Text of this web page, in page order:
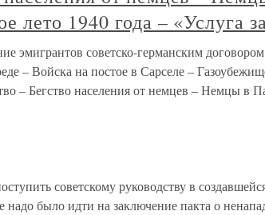
лето 1940 года – «Услуга
эмигрантов советско-германским
– Войска на постое в Сарселе –
– Бегство населения от немцев – Немцы в
советскому руководству в
надо было идти на заключение пакта о